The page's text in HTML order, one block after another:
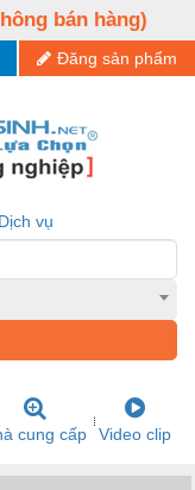
bán hàng)
Đăng sản phẩm
Dịch vụ
cung cấp Video clip